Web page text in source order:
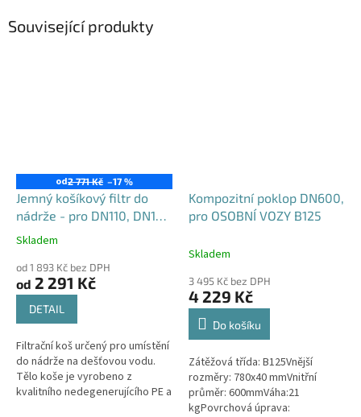
Související produkty
od2 771 Kč –17 %
Jemný košíkový filtr do
nádrže - pro DN110, DN125
i DN160
Průměrné
produktu
je
hvězdiček.
Skladem
od 1 893 Kč bez DPH
od 2 291 Kč
DETAIL
Filtrační koš určený pro umístění
do nádrže na dešťovou vodu.
Tělo koše je vyrobeno z
kvalitního nedegenerujícího PE a
Kompozitní poklop DN600,
pro OSOBNÍ VOZY B125
Skladem
3 495 Kč bez DPH
4 229 Kč
Do košíku
Zátěžová třída: B125Vnější
rozměry: 780x40 mmVnitřní
průměr: 600mmVáha:21
kgPovrchová úprava: